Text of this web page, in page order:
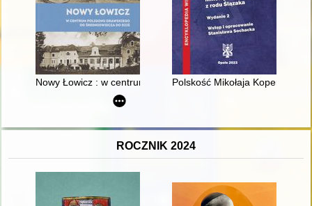
Nowy Łowicz : w centrum poligonu drawskiego od
Polskość Mikołaja Kopernika z
ROCZNIK 2024